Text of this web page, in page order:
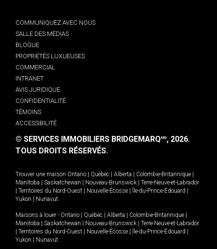
COMMUNIQUEZ AVEC NOUS
SALLE DES MÉDIAS
BLOGUE
PROPRIÉTÉS LUXUEUSES
COMMERCIAL
INTRANET
AVIS JURIDIQUE
CONFIDENTIALITÉ
TÉMOINS
ACCESSIBILITÉ
© SERVICES IMMOBILIERS BRIDGEMARQMD, 2026.
TOUS DROITS RÉSERVÉS.
Trouver une maison Ontario Québec Alberta Colombie-Britannique
Manitoba
Saskatchewan Nouveau-Brunswick
Terre-Neuve-et-Labrador
Territoires du Nord-Ouest Nouvelle-Écosse Île-du-Prince-Édouard
Yukon
Nunavut.
Maisons à louer - Ontario Québec Alberta Colombie-Britannique
Manitoba
Saskatchewan Nouveau-Brunswick
Terre-Neuve-et-Labrador
Territoires du Nord-Ouest Nouvelle-Écosse Île-du-Prince-Édouard
Yukon
Nunavut.